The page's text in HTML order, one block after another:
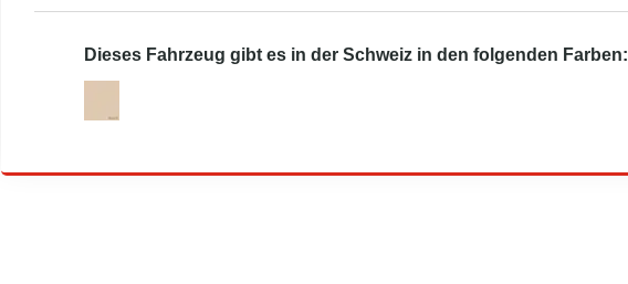
Dieses Fahrzeug gibt es in der Schweiz in den folgenden Farben: